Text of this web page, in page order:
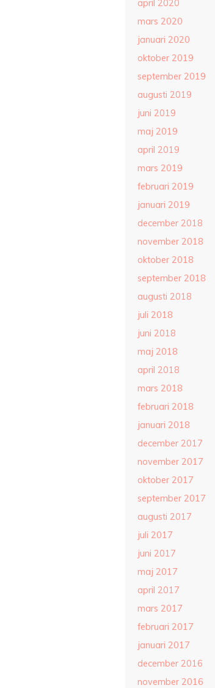
april 2020
mars 2020
januari 2020
oktober 2019
september 2019
augusti 2019
juni 2019
maj 2019
april 2019
mars 2019
februari 2019
januari 2019
december 2018
november 2018
oktober 2018
september 2018
augusti 2018
juli 2018
juni 2018
maj 2018
april 2018
mars 2018
februari 2018
januari 2018
december 2017
november 2017
oktober 2017
september 2017
augusti 2017
juli 2017
juni 2017
maj 2017
april 2017
mars 2017
februari 2017
januari 2017
december 2016
november 2016